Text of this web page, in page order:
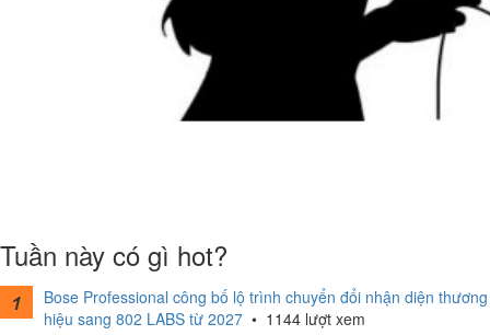
Tuần này có gì hot?
Bose Professional công bố lộ trình chuyển đổi nhận diện thương
hiệu sang 802 LABS từ 2027 • 1144 lượt xem